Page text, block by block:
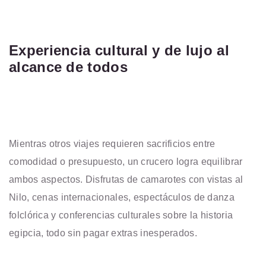
Experiencia cultural y de lujo al
alcance de todos
Mientras otros viajes requieren sacrificios entre
comodidad o presupuesto, un crucero logra equilibrar
ambos aspectos. Disfrutas de camarotes con vistas al
Nilo, cenas internacionales, espectáculos de danza
folclórica y conferencias culturales sobre la historia
egipcia, todo sin pagar extras inesperados.